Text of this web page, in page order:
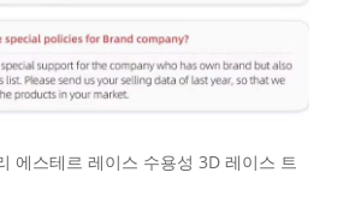
에스테르 레이스 수용성 3D 레이스 트